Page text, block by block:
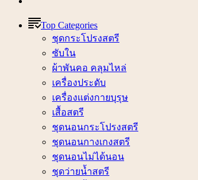
Top Categories
ชุดกระโปรงสตรี
ซับใน
ผ้าพันคอ คลุมไหล่
เครื่องประดับ
เครื่องแต่งกายบุรุษ
เสื้อสตรี
ชุดนอนกระโปรงสตรี
ชุดนอนกางเกงสตรี
ชุดนอนไม่ได้นอน
ชุดว่ายน้ำสตรี